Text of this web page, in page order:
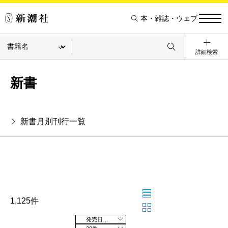
本・雑誌・ウェブ
詳細検索
新書
新書月別刊行一覧
1,125件